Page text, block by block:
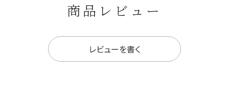
商品レビュー
レビューを書く